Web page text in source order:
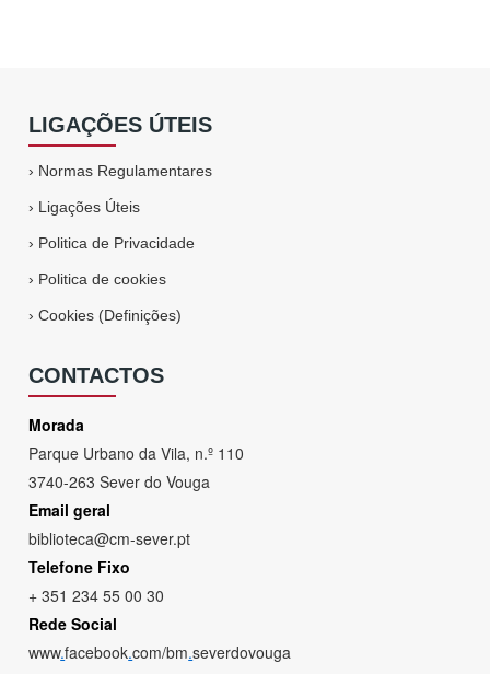
LIGAÇÕES ÚTEIS
› Normas Regulamentares
› Ligações Úteis
› Politica de Privacidade
› Politica de cookies
›Cookies (Definições)
CONTACTOS
Morada
Parque Urbano da Vila, n.º 110
3740-263 Sever do Vouga
Email geral
biblioteca@cm-sever.pt
Telefone Fixo
+ 351 234 55 00 30
Rede Social
www.facebook.com/bm.severdovouga